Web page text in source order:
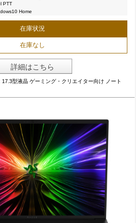
PTT
Home
在庫状況
在庫なし
詳細はこちら
型液晶 ゲーミング・クリエイター向け ノート